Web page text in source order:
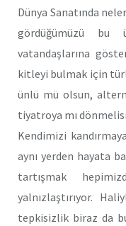
Dünya Sanatında
gördüğümüzü bu
vatandaşlarına
kitleyi bulmak için
ünlü mü olsun,
tiyatroya mı
Kendimizi
aynı yerden hayata
tartışmak
yalnızlaştırıyor.
tepkisizlik biraz da